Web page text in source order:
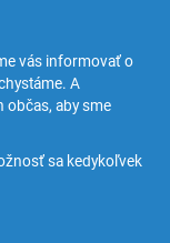
vás informovať o
A
občas, aby sme
sa kedykoľvek